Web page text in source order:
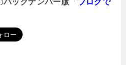
バックナンバー版 「 ブログで